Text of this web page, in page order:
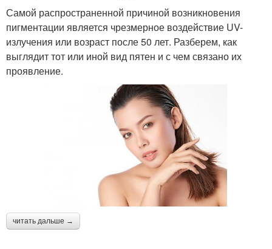
Самой распространенной причиной возникновения
пигментации является чрезмерное воздействие UV-
излучения или возраст после 50 лет. Разберем, как
выглядит тот или иной вид пятен и с чем связано их
проявление.
читать дальше →